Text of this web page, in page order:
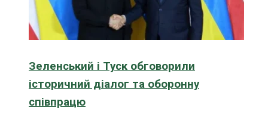
Зеленський і Туск обговорили
історичний діалог та оборонну
співпрацю